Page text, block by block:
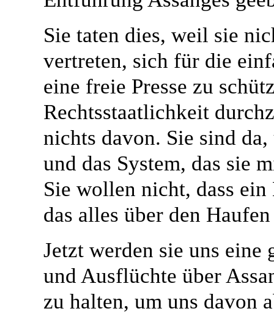
Sie taten dies, weil sie
vertreten, sich für die
eine freie Presse zu
Rechtsstaatlichkeit
nichts davon. Sie sind
und das System, das sie
Sie wollen nicht, dass
das alles über den
Jetzt werden sie uns eine
und Ausflüchte über
zu halten, um uns davon